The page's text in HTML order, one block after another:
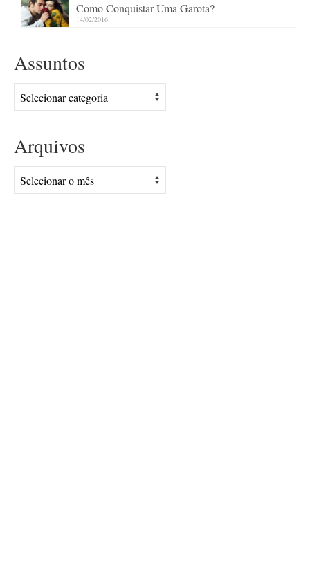
Como Conquistar Uma Garota?
14/02/2016
Assuntos
Assuntos
Arquivos
Arquivos